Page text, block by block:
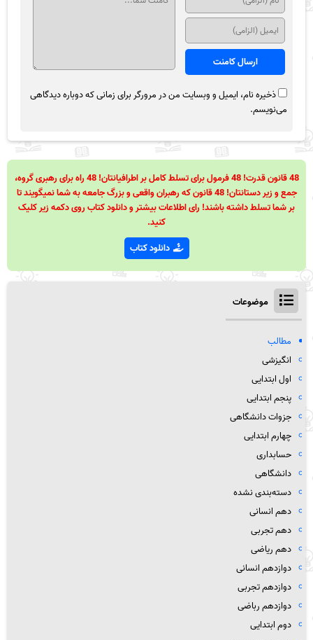
ذخیره نام، ایمیل و وبسایت من در مرورگر برای زمانی که دوباره دیدگاهی
می‌نویسم.
48 قانون قدرت! 48 فرمول برای تسلط کامل بر اطرافیانتان! 48 راه برای رهبری گروه،
جمع و زیر دستانتان! 48 قانون که رهبران واقعی و بزرگ جامعه به شما نمیگویند تا
بر شما تسلط داشته باشند! رای اطلاعات بیشتر و دانلود کتاب روی دکمه زیر کلیک
کنید.
دانلود کتاب
موضوعات
مطالب
انگیزشی
اول ابتدایی
پنجم ابتدایی
جزوات دانشگاهی
چهارم ابتدایی
حسابداری
دانشگاهی
دسته‌بندی نشده
دهم انسانی
دهم تجربی
دهم ریاضی
دوازدهم انسانی
دوازدهم تجربی
دوازدهم رباضی
دوم ابتدایی